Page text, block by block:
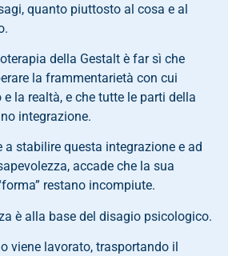
quanto piuttosto al cosa e al
della Gestalt è far sì che
la frammentarietà con cui
e la realtà, e che tutte le parti della
integrazione.
a stabilire questa integrazione e ad
accade che la sua
restano incompiute.
è alla base del disagio psicologico.
viene lavorato, trasportando il